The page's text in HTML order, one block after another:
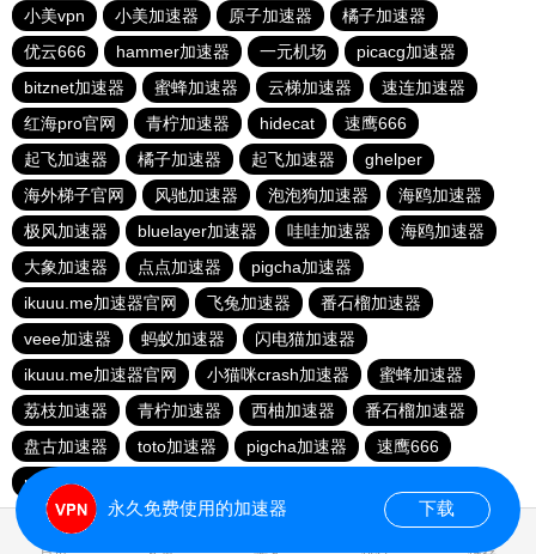
小美vpn
小美加速器 原子加速器
橘子加速器
优云666
hammer加速器 一元机场
picacg加速器
bitznet加速器
蜜蜂加速器 云梯加速器
速连加速器
红海pro官网
青柠加速器 hidecat
速鹰666
起飞加速器
橘子加速器 起飞加速器
ghelper
海外梯子官网
风驰加速器 泡泡狗加速器
海鸥加速器
极风加速器
bluelayer加速器 哇哇加速器
海鸥加速器
大象加速器
点点加速器
pigcha加速器
ikuuu.me加速器官网
飞兔加速器
番石榴加速器
veee加速器
蚂蚁加速器
闪电猫加速器
ikuuu.me加速器官网
小猫咪crash加速器
蜜蜂加速器
荔枝加速器
青柠加速器 西柚加速器
番石榴加速器
盘古加速器
toto加速器 pigcha加速器
速鹰666
picacg加速器
永久免费使用的加速器 下载